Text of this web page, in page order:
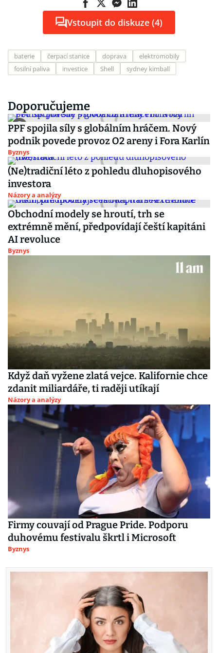
Vstoupit do diskuze (4)
baterie čerpací stanice doprava
elektromobily
fosilní paliva
investice Shell sydney kimball
Doporučujeme
PPF spojila síly s globálním hráčem. Nový
podnik povede provoz O2 areny i Fora Karlín
Byznys
(Ne)tradiční léto z pohledu dluhopisového
investora
Názory a analýzy
Obchodní modely se hroutí, trh se
extrémně mění, předpovídají čeští kapitáni
AI revoluce
Byznys
Když daň vyžene zlatá vejce. Kalifornie chce
zdanit miliardáře, ti raději utíkají
Názory a analýzy
Firmy couvají od Prague Pride. Podporu
duhovému festivalu škrtl i Microsoft
Byznys